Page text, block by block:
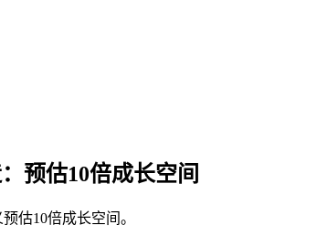
预估10倍成长空间
估10倍成长空间。